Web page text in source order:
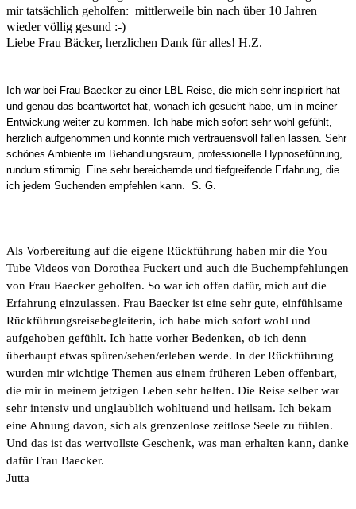
mir tatsächlich geholfen: mittlerweile bin nach über 10 Jahren
wieder völlig gesund :-)
Liebe Frau Bäcker, herzlichen Dank für alles! H.Z.
Ich war bei Frau Baecker zu einer LBL-Reise, die mich sehr inspiriert hat
und genau das beantwortet hat, wonach ich gesucht habe, um in meiner
Entwickung weiter zu kommen. Ich habe mich sofort sehr wohl gefühlt,
herzlich aufgenommen und konnte mich vertrauensvoll fallen lassen. Sehr
schönes Ambiente im Behandlungsraum, professionelle Hypnoseführung,
rundum stimmig. Eine sehr bereichernde und tiefgreifende Erfahrung, die
ich jedem Suchenden empfehlen kann. S. G.
Als Vorbereitung auf die eigene Rückführung haben mir die You
Tube Videos von Dorothea Fuckert und auch die Buchempfehlungen
von Frau Baecker geholfen. So war ich offen dafür, mich auf die
Erfahrung einzulassen. Frau Baecker ist eine sehr gute, einfühlsame
Rückführungsreisebegleiterin, ich habe mich sofort wohl und
aufgehoben gefühlt. Ich hatte vorher Bedenken, ob ich denn
überhaupt etwas spüren/sehen/erleben werde. In der Rückführung
wurden mir wichtige Themen aus einem früheren Leben offenbart,
die mir in meinem jetzigen Leben sehr helfen. Die Reise selber war
sehr intensiv und unglaublich wohltuend und heilsam. Ich bekam
eine Ahnung davon, sich als grenzenlose zeitlose Seele zu fühlen.
Und das ist das wertvollste Geschenk, was man erhalten kann, danke
dafür Frau Baecker.
Jutta